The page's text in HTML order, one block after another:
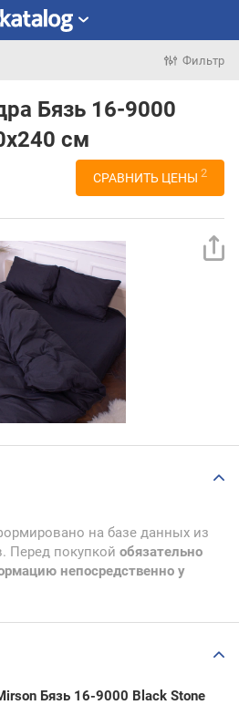
Фильтр
Бязь 16-9000
см
СРАВНИТЬ ЦЕНЫ 2
на базе данных из
Перед покупкой обязательно
непосредственно у
Бязь 16-9000 Black Stone